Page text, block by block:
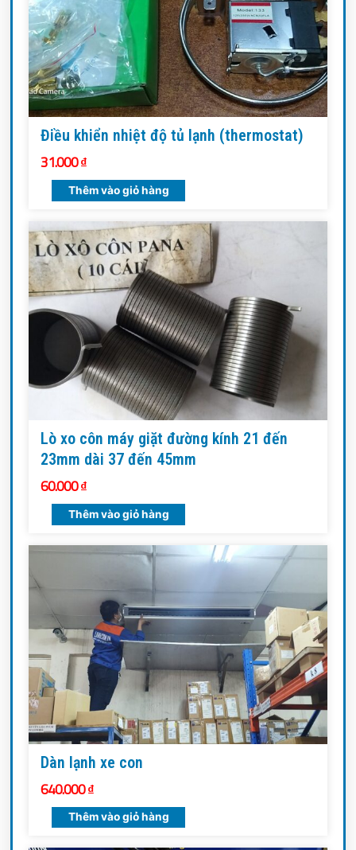
Điều khiển nhiệt độ tủ lạnh (thermostat)
31.000₫
Thêm vào giỏ hàng
Lò xo côn máy giặt đường kính 21 đến
23mm dài 37 đến 45mm
60.000₫
Thêm vào giỏ hàng
Dàn lạnh xe con
640.000₫
Thêm vào giỏ hàng